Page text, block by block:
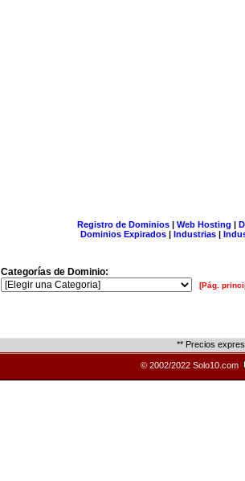
Registro de Dominios| Web Hosting |
Dominios Expirados | Industrias |
Categorías de Dominio:
[Pág.
** Precios
© 2002/2022 Solo10.com